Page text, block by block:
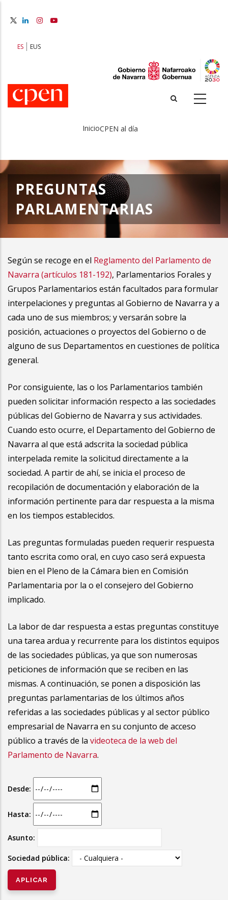
principal
ES EUS
enlaces
de
ayuda
a
la
navegación
InicioCPEN al día
PREGUNTAS
PARLAMENTARIAS
Según se recoge en el Reglamento del Parlamento de
Navarra (artículos 181-192), Parlamentarios Forales y
Grupos Parlamentarios están facultados para formular
interpelaciones y preguntas al Gobierno de Navarra y a
cada uno de sus miembros; y versarán sobre la
posición, actuaciones o proyectos del Gobierno o de
alguno de sus Departamentos en cuestiones de política
general.
Por consiguiente, las o los Parlamentarios también
pueden solicitar información respecto a las sociedades
públicas del Gobierno de Navarra y sus actividades.
Cuando esto ocurre, el Departamento del Gobierno de
Navarra al que está adscrita la sociedad pública
interpelada remite la solicitud directamente a la
sociedad. A partir de ahí, se inicia el proceso de
recopilación de documentación y elaboración de la
información pertinente para dar respuesta a la misma
en los tiempos establecidos.
Las preguntas formuladas pueden requerir respuesta
tanto escrita como oral, en cuyo caso será expuesta
bien en el Pleno de la Cámara bien en Comisión
Parlamentaria por la o el consejero del Gobierno
implicado.
La labor de dar respuesta a estas preguntas constituye
una tarea ardua y recurrente para los distintos equipos
de las sociedades públicas, ya que son numerosas
peticiones de información que se reciben en las
mismas. A continuación, se ponen a disposición las
preguntas parlamentarias de los últimos años
referidas a las sociedades públicas y al sector público
empresarial de Navarra en su conjunto de acceso
público a través de la videoteca de la web del
Parlamento de Navarra.
Desde:
Hasta:
Asunto:
Sociedad pública: